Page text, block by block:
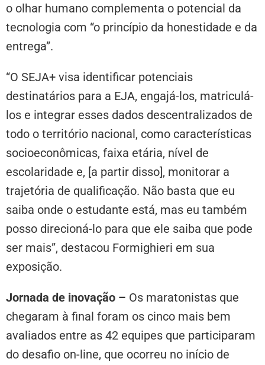
o olhar humano complementa o potencial da
tecnologia com “o princípio da honestidade e da
entrega”.
“O SEJA+ visa identificar potenciais
destinatários para a EJA, engajá-los, matriculá-
los e integrar esses dados descentralizados de
todo o território nacional, como características
socioeconômicas, faixa etária, nível de
escolaridade e, [a partir disso], monitorar a
trajetória de qualificação. Não basta que eu
saiba onde o estudante está, mas eu também
posso direcioná-lo para que ele saiba que pode
ser mais”, destacou Formighieri em sua
exposição.
Jornada de inovação – Os maratonistas que
chegaram à final foram os cinco mais bem
avaliados entre as 42 equipes que participaram
do desafio on-line, que ocorreu no início de